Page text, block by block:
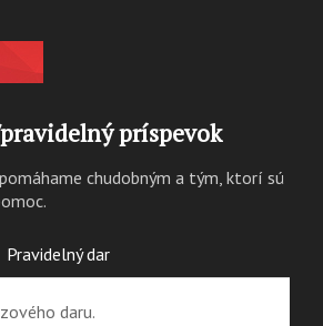
príspevok
chudobným a tým, ktorí sú
Pravidelný dar
daru.